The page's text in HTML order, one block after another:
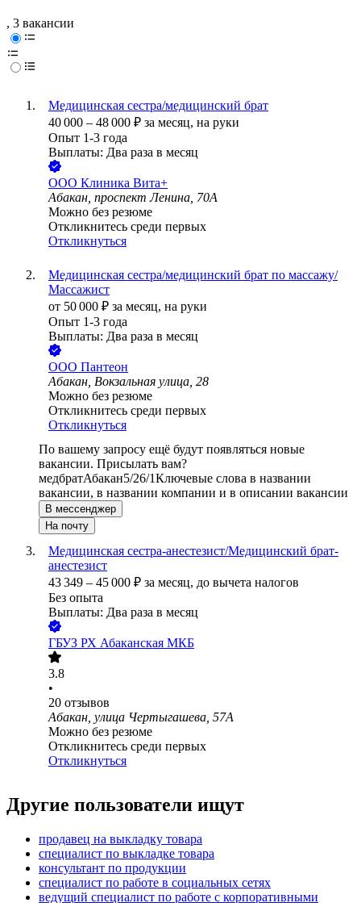
, 3 вакансии
Медицинская сестра/медицинский брат
40 000 – 48 000 ₽ за месяц, на руки
Опыт 1-3 года
Выплаты: Два раза в месяц
ООО Клиника Вита+
Абакан, проспект Ленина, 70А
Можно без резюме
Откликнитесь среди первых
Откликнуться
Медицинская сестра/медицинский брат по массажу/
Массажист
от 50 000 ₽ за месяц, на руки
Опыт 1-3 года
Выплаты: Два раза в месяц
ООО Пантеон
Абакан, Вокзальная улица, 28
Можно без резюме
Откликнитесь среди первых
Откликнуться
По вашему запросу ещё будут появляться новые
вакансии. Присылать вам?
медбратАбакан5/26/1Ключевые слова в названии
вакансии, в названии компании и в описании вакансии
В мессенджер
На почту
Медицинская сестра-анестезист/Медицинский брат-
анестезист
43 349 – 45 000 ₽ за месяц, до вычета налогов
Без опыта
Выплаты: Два раза в месяц
ГБУЗ РХ Абаканская МКБ
3.8
•
20 отзывов
Абакан, улица Чертыгашева, 57А
Можно без резюме
Откликнитесь среди первых
Откликнуться
Другие пользователи ищут
продавец на выкладку товара
специалист по выкладке товара
консультант по продукции
специалист по работе в социальных сетях
ведущий специалист по работе с корпоративными